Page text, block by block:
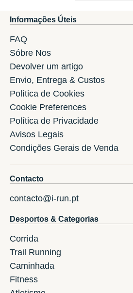
Informações Úteis
FAQ
Sóbre Nos
Devolver um artigo
Envio, Entrega & Custos
Política de Cookies
Cookie Preferences
Política de Privacidade
Avisos Legais
Condições Gerais de Venda
Contacto
contacto@i-run.pt
Desportos & Categorias
Corrida
Trail Running
Caminhada
Fitness